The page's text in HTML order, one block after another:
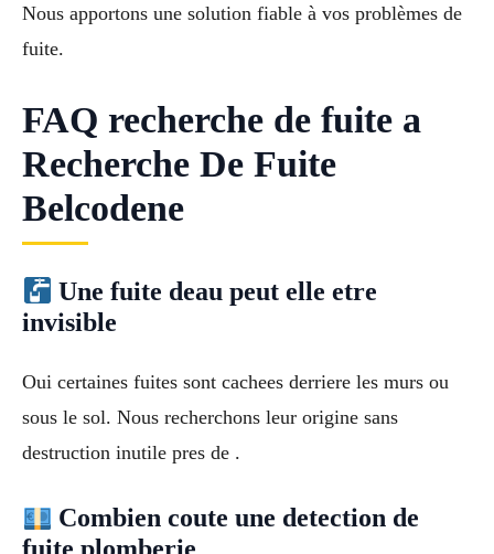
Nous apportons une solution fiable à vos problèmes de
fuite.
FAQ recherche de fuite a
Recherche De Fuite
Belcodene
Une fuite deau peut elle etre
invisible
Oui certaines fuites sont cachees derriere les murs ou
sous le sol. Nous recherchons leur origine sans
destruction inutile pres de .
Combien coute une detection de